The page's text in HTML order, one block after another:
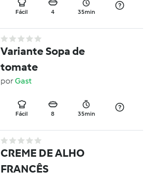
Fácil 4 35min
Variante Sopa de
tomate
porGast
Fácil 8 35min
CREME DE ALHO
FRANCÊS